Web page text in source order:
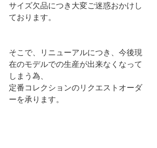
サイズ欠品につき大変ご迷惑おかけし
ております。
そこで、リニューアルにつき、今後現
在のモデルでの生産が出来なくなって
しまう為、
定番コレクションのリクエストオーダ
ーを承ります。